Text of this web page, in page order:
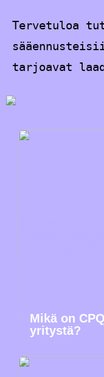
Tervetuloa
tarjoavat
Mikä on
yritystä?